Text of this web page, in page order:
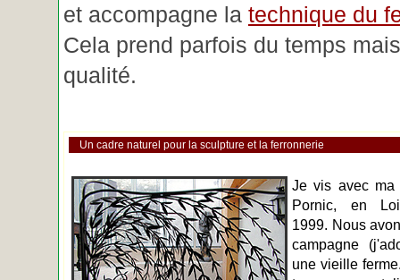
et accompagne la technique du
Cela prend parfois du temps
qualité.
Un cadre naturel pour la sculpture et la ferronnerie
Je vis avec ma
Pornic, en
1999. Nous
campagne
une vieille